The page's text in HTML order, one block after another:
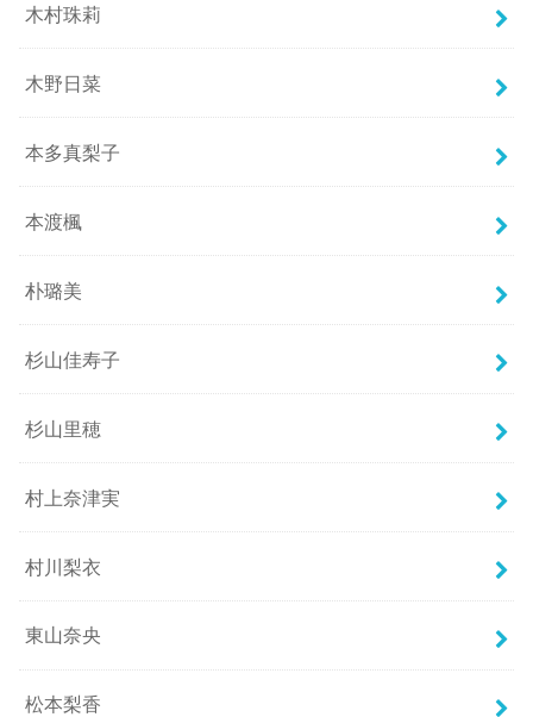
木村珠莉
木野日菜
本多真梨子
本渡楓
朴璐美
杉山佳寿子
杉山里穂
村上奈津実
村川梨衣
東山奈央
松本梨香